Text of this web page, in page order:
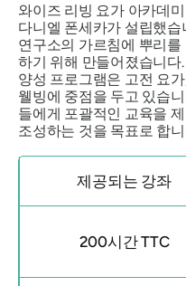
와이즈 리빙 요가 아카데
다니엘 폰세카가 설립했
연구소의 가르침에 뿌리
하기 위해 만들어졌습니
양성 프로그램은 고전 요
웰빙에 중점을 두고 있습
들에게 포괄적인 교육을
조성하는 것을 목표로 합
제공되는 강좌
200시간 TTC